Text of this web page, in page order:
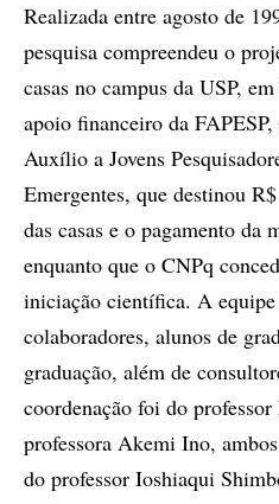
Realizada entre agosto de
pesquisa compreendeu o
casas no campus da USP,
apoio financeiro da
Auxílio a Jovens
Emergentes, que destinou
das casas e o pagamento da
enquanto que o CNPq
iniciação científica. A
colaboradores, alunos de
graduação, além de
coordenação foi do
professora Akemi Ino,
do professor Ioshiaqui